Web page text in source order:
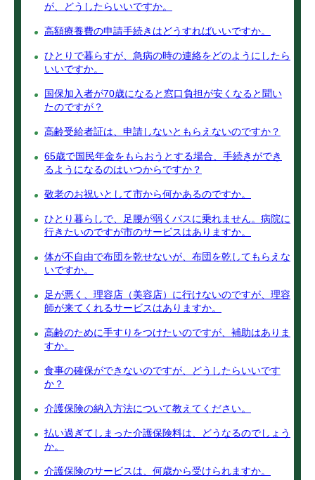
が、どうしたらいいですか。
高額療養費の申請手続きはどうすればいいですか。
ひとりで暮らすが、急病の時の連絡をどのようにしたら
いいですか。
国保加入者が70歳になると窓口負担が安くなると聞い
たのですが？
高齢受給者証は、申請しないともらえないのですか？
65歳で国民年金をもらおうとする場合、手続きができ
るようになるのはいつからですか？
敬老のお祝いとして市から何かあるのですか。
ひとり暮らしで、足腰が弱くバスに乗れません。病院に
行きたいのですが市のサービスはありますか。
体が不自由で布団を乾せないが、布団を乾してもらえな
いですか。
足が悪く、理容店（美容店）に行けないのですが、理容
師が来てくれるサービスはありますか。
高齢のために手すりをつけたいのですが、補助はありま
すか。
食事の確保ができないのですが、どうしたらいいです
か？
介護保険の納入方法について教えてください。
払い過ぎてしまった介護保険料は、どうなるのでしょう
か。
介護保険のサービスは、何歳から受けられますか。